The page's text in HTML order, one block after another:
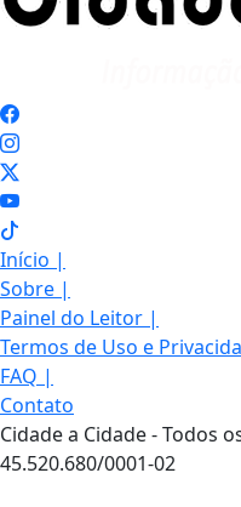
Início |
Sobre |
Painel do Leitor |
Termos de Uso e
FAQ |
Contato
Cidade a Cidade - Todos
45.520.680/0001-02